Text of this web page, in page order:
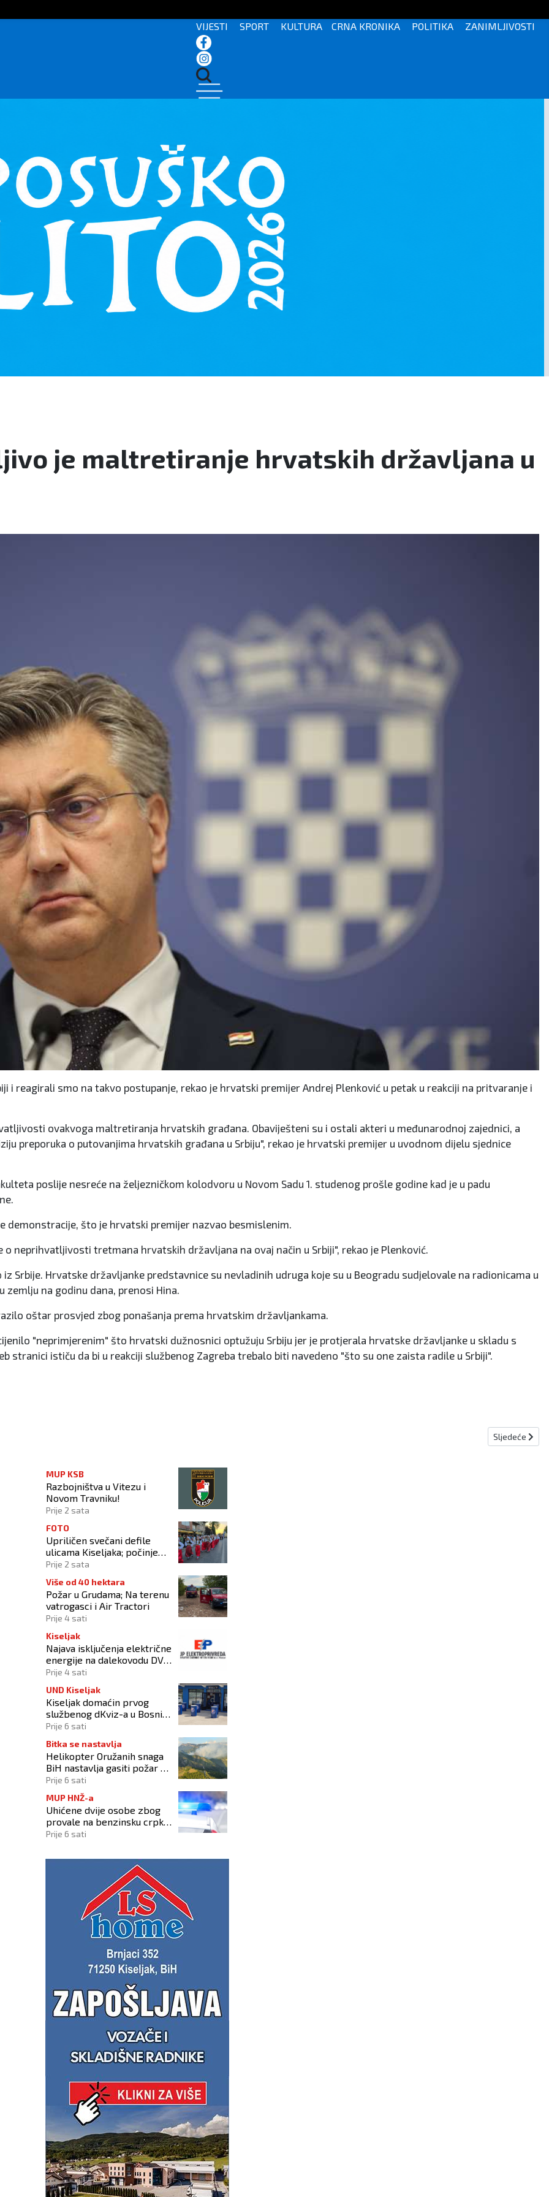
VIJESTI SPORT KULTURA CRNA KRONIKA POLITIKA ZANIMLJIVOSTI
je maltretiranje hrvatskih državljana u
reagirali smo na takvo postupanje, rekao je hrvatski premijer Andrej Plenković u petak u reakciji na pritvaranje i
ovakvoga maltretiranja hrvatskih građana. Obaviješteni su i ostali akteri u međunarodnoj zajednici, a
preporuka o putovanjima hrvatskih građana u Srbiju", rekao je hrvatski premijer u uvodnom dijelu sjednice
poslije nesreće na željezničkom kolodvoru u Novom Sadu 1. studenog prošle godine kad je u padu
demonstracije, što je hrvatski premijer nazvao besmislenim.
neprihvatljivosti tretmana hrvatskih državljana na ovaj način u Srbiji", rekao je Plenković.
Srbije. Hrvatske državljanke predstavnice su nevladinih udruga koje su u Beogradu sudjelovale na radionicama u
zemlju na godinu dana, prenosi Hina.
oštar prosvjed zbog ponašanja prema hrvatskim državljankama.
"neprimjerenim" što hrvatski dužnosnici optužuju Srbiju jer je protjerala hrvatske državljanke u skladu s
stranici ističu da bi u reakciji službenog Zagreba trebalo biti navedeno "što su one zaista radile u Srbiji".
o e-trgovini Sljedeći
Sljedeće
MUP KSB
Razbojništva u Vitezu i
Novom Travniku!
Prije 2 sata
FOTO
Upriličen svečani defile
ulicama Kiseljaka; počinje
smotra folklora!
Prije 2 sata
Više od 40 hektara
Požar u Grudama; Na terenu
vatrogasci i Air Tractori
Prije 4 sati
Kiseljak
Najava isključenja električne
energije na dalekovodu DV
10 kV „DALMACIJA“
Prije 4 sati
UND Kiseljak
Kiseljak domaćin prvog
službenog dKviz-a u Bosni i
Hercegovini
Prije 6 sati
Bitka se nastavlja
Helikopter Oružanih snaga
BiH nastavlja gasiti požar na
području Konjica
Prije 6 sati
MUP HNŽ-a
Uhićene dvije osobe zbog
provale na benzinsku crpku
u Konjicu
Prije 6 sati